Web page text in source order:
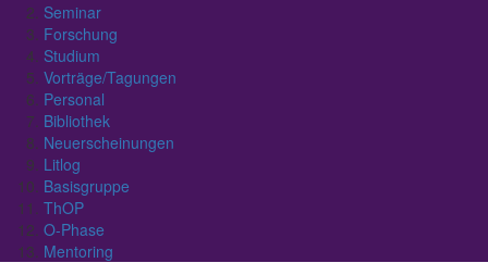
Seminar
Forschung
Studium
Vorträge/Tagungen
Personal
Bibliothek
Neuerscheinungen
Litlog
Basisgruppe
ThOP
O-Phase
Mentoring